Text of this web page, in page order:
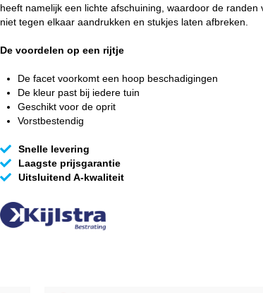
heeft namelijk een lichte afschuining, waardoor de randen
niet tegen elkaar aandrukken en stukjes laten afbreken.
De voordelen op een rijtje
De facet voorkomt een hoop beschadigingen
De kleur past bij iedere tuin
Geschikt voor de oprit
Vorstbestendig
Snelle levering
Laagste prijsgarantie
Uitsluitend A-kwaliteit